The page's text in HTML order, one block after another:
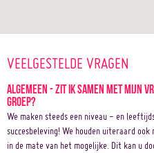
VEELGESTELDE VRAGEN
Algemeen - Zit ik samen met mijn
groep?
We maken steeds een niveau - en
succesbeleving! We houden uiteraard
in de mate van het mogelijke. Dit kan u